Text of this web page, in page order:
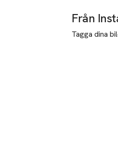
Från
Tagga dina